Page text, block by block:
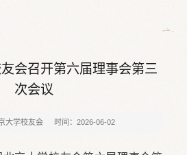
会召开第六届理事会第三
次会议
大学校友会 时间：2026-06-02